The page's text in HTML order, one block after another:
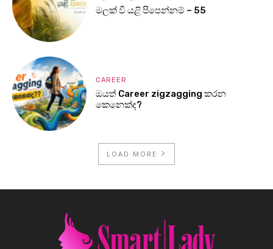
මලක් වී යළි පිපෙන්නම් – 55
CAREER
ඔයත් Career zigzagging කරන
කෙනෙක්ද?
LOAD MORE